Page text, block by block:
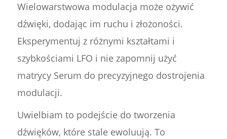
Wielowarstwowa modulacja może ożywić
dźwięki, dodając im ruchu i złożoności.
Eksperymentuj z różnymi kształtami i
szybkościami LFO i nie zapomnij użyć
matrycy Serum do precyzyjnego dostrojenia
modulacji.
Uwielbiam to podejście do tworzenia
dźwięków, które stale ewoluują. To